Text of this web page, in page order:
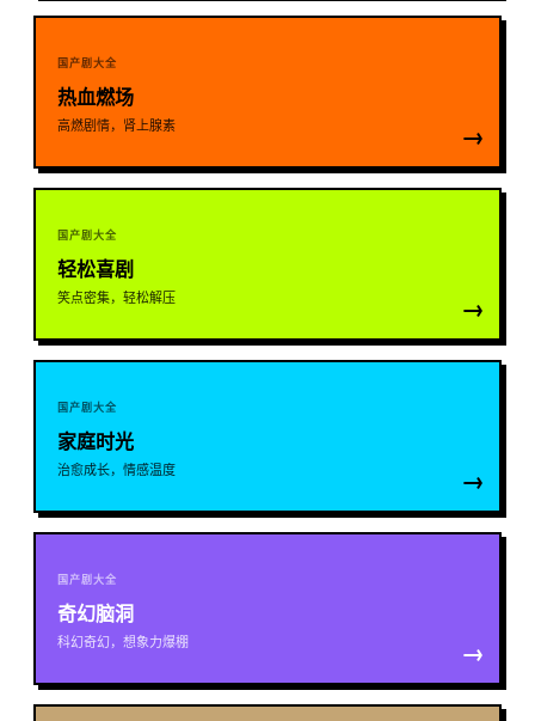
国产剧大全
热血燃场
高燃剧情，肾上腺素 →
国产剧大全
轻松喜剧
笑点密集，轻松解压 →
国产剧大全
家庭时光
治愈成长，情感温度 →
国产剧大全
奇幻脑洞
科幻奇幻，想象力爆棚 →